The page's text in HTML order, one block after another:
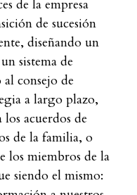
de la empresa
de sucesión
diseñando un
sistema de
consejo de
a largo plazo,
acuerdos de
de la familia, o
los miembros de la
siendo el mismo: